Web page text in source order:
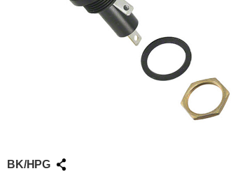
BK/HPG